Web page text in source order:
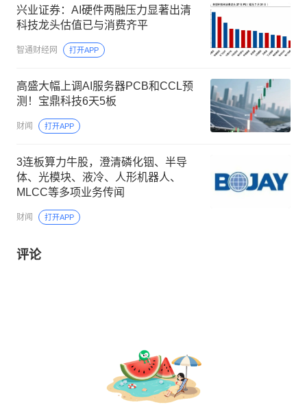
兴业证券：AI硬件两融压力显著出清
科技龙头估值已与消费齐平
智通财经网 打开APP
高盛大幅上调AI服务器PCB和CCL预
测！宝鼎科技6天5板
财闻 打开APP
3连板算力牛股，澄清磷化铟、半导
体、光模块、液冷、人形机器人、
MLCC等多项业务传闻
财闻 打开APP
评论